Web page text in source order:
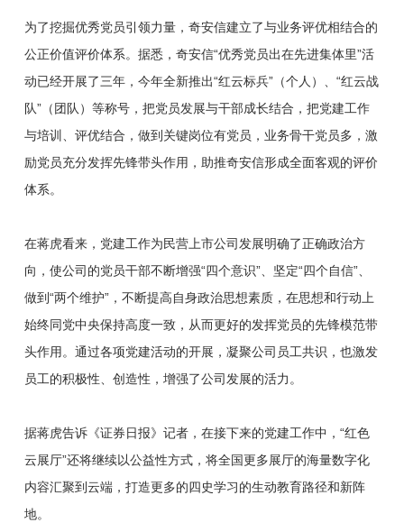
为了挖掘优秀党员引领力量，奇安信建立了与业务评优相结合的
公正价值评价体系。据悉，奇安信“优秀党员出在先进集体里”活
动已经开展了三年，今年全新推出“红云标兵”（个人）、“红云战
队”（团队）等称号，把党员发展与干部成长结合，把党建工作
与培训、评优结合，做到关键岗位有党员，业务骨干党员多，激
励党员充分发挥先锋带头作用，助推奇安信形成全面客观的评价
体系。
在蒋虎看来，党建工作为民营上市公司发展明确了正确政治方
向，使公司的党员干部不断增强“四个意识”、坚定“四个自信”、
做到“两个维护”，不断提高自身政治思想素质，在思想和行动上
始终同党中央保持高度一致，从而更好的发挥党员的先锋模范带
头作用。通过各项党建活动的开展，凝聚公司员工共识，也激发
员工的积极性、创造性，增强了公司发展的活力。
据蒋虎告诉《证券日报》记者，在接下来的党建工作中，“红色
云展厅”还将继续以公益性方式，将全国更多展厅的海量数字化
内容汇聚到云端，打造更多的四史学习的生动教育路径和新阵
地。